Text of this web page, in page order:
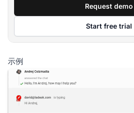
Request demo
Start free trial
示例